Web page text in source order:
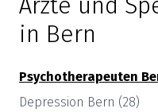
in Bern
Psychotherapeuten
Depression Bern (28)